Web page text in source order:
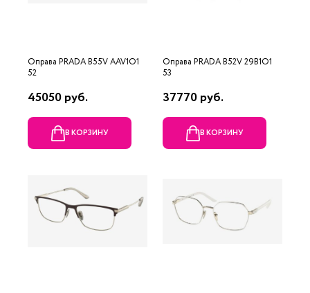
Оправа PRADA B55V AAV1O1
52
45050 руб.
В КОРЗИНУ
Оправа PRADA B52V 29B1O1
53
37770 руб.
В КОРЗИНУ